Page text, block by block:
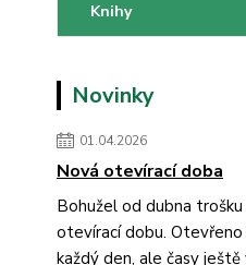
Knihy
Novinky
01.04.2026
Nová otevírací doba
Bohužel od dubna
otevírací dobu.
každý den, ale časy ještě